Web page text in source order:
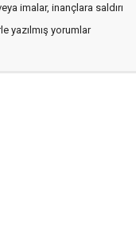
imalar, inançlara saldırı
yazılmış yorumlar